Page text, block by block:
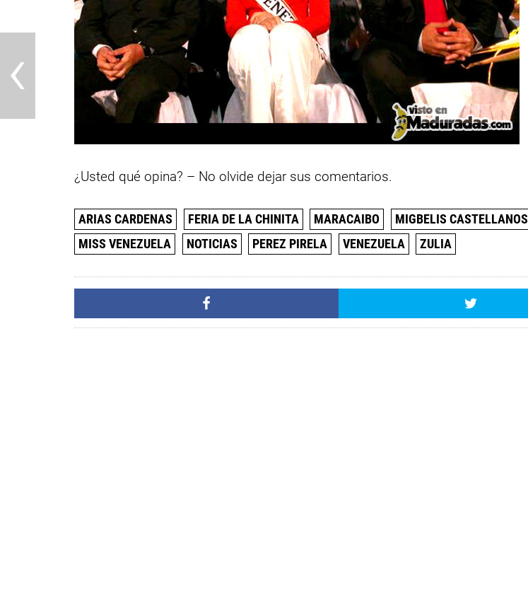
¿Usted qué opina? – No olvide dejar sus comentarios.
ARIAS CARDENAS FERIA DE LA CHINITA MARACAIBO
MIGBELIS CASTELLANOS
MISS VENEZUELA
NOTICIAS PEREZ PIRELA VENEZUELA ZULIA
‹